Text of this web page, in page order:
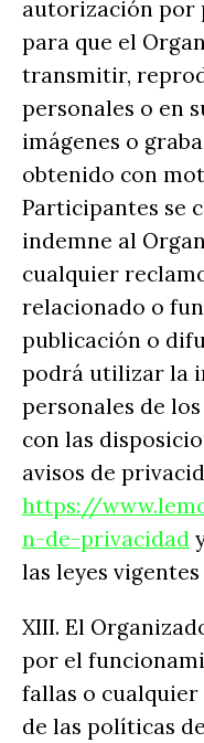
autorización por
para que el
transmitir,
personales o en
imágenes o
obtenido con
Participantes se
indemne al
cualquier
relacionado o
publicación o
podrá utilizar la
personales de
con las
avisos de
https://
n-de-privacidad
las leyes
XIII. El
por el
fallas o
de las políticas